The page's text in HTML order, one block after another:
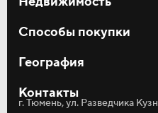
Дивный квартал у озера
Студии
Двухкомнатные
Трёхкомнатные
Кладовые
Паркинг
Способы покупки
Рассрочка
Трейд-ин
География
Акции и новости
Статьи
Контакты
г. Тюмень, ул. Разведчика